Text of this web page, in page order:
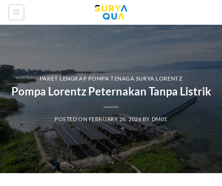
Skip
PAKET LENGKAP POMPA TENAGA SURYA LORENTZ
Pompa Lorentz Peternakan Tanpa Listrik
POSTED ONFEBRUARY 26, 2026BY DM01